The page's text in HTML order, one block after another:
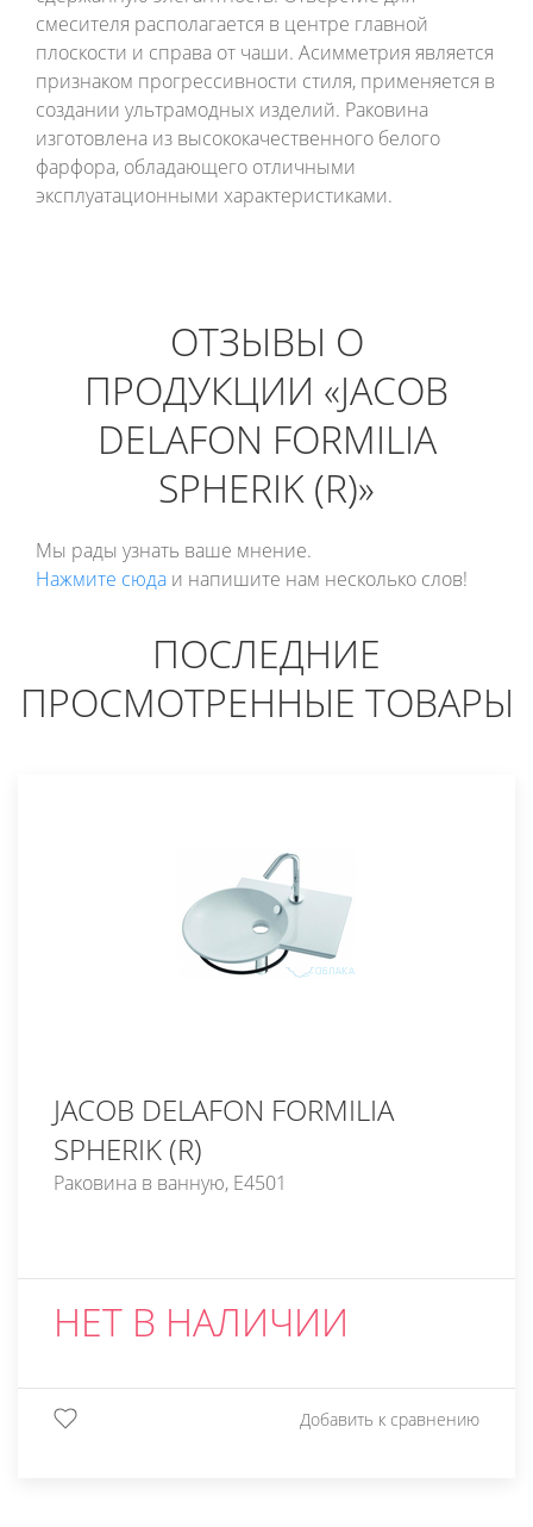
смесителя располагается в центре главной
плоскости и справа от чаши. Асимметрия является
признаком прогрессивности стиля, применяется в
создании ультрамодных изделий. Раковина
изготовлена из высококачественного белого
фарфора, обладающего отличными
эксплуатационными характеристиками.
ОТЗЫВЫ О
ПРОДУКЦИИ «JACOB
DELAFON FORMILIA
SPHERIK (R)»
Мы рады узнать ваше мнение.
Нажмите сюда и напишите нам несколько слов!
ПОСЛЕДНИЕ
ПРОСМОТРЕННЫЕ ТОВАРЫ
JACOB DELAFON FORMILIA
SPHERIK (R)
Раковина в ванную, E4501
НЕТ В НАЛИЧИИ
Добавить к сравнению